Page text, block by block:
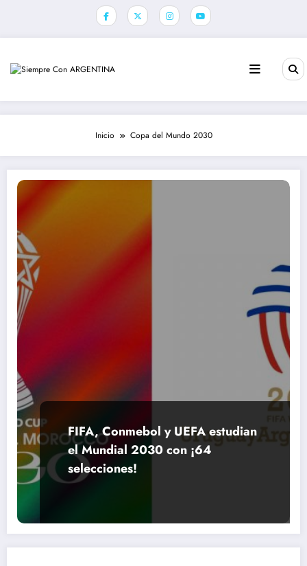
Inicio Copa del Mundo 2030
FIFA, Conmebol y UEFA estudian
el Mundial 2030 con ¡64
selecciones!